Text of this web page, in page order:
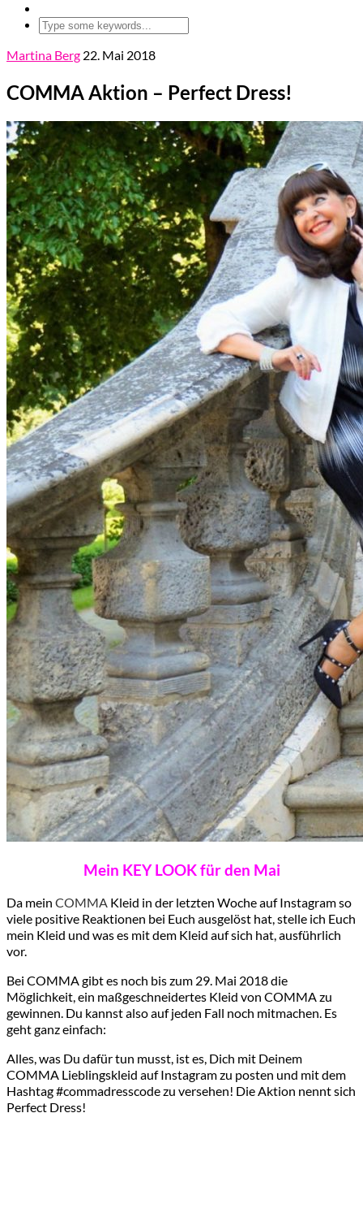
Martina Berg 22. Mai 2018
COMMA Aktion – Perfect Dress!
Mein KEY LOOK für den Mai
Da mein COMMA Kleid in der letzten Woche auf Instagram so
viele positive Reaktionen bei Euch ausgelöst hat, stelle ich Euch
mein Kleid und was es mit dem Kleid auf sich hat, ausführlich
vor.
Bei COMMA gibt es noch bis zum 29. Mai 2018 die
Möglichkeit, ein maßgeschneidertes Kleid von COMMA zu
gewinnen. Du kannst also auf jeden Fall noch mitmachen. Es
geht ganz einfach:
Alles, was Du dafür tun musst, ist es, Dich mit Deinem
COMMA Lieblingskleid auf Instagram zu posten und mit dem
Hashtag #commadresscode zu versehen! Die Aktion nennt sich
Perfect Dress!